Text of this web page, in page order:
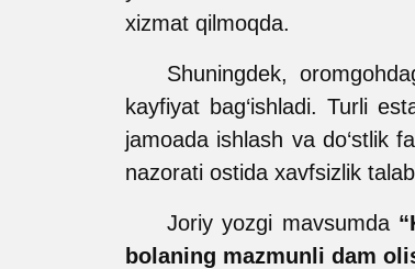
xizmat qilmoqda.
Shuningdek,
kayfiyat bag‘ishladi. Turli
jamoada ishlash va do‘stlik
nazorati ostida xavfsizlik
Joriy yozgi mavsumda
bolaning mazmunli dam